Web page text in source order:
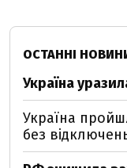
ОСТАННІ
Україна
Україна
без